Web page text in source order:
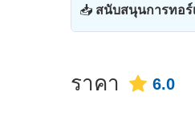
📥 สนับสนุนการทอร์
ราคา 6.0